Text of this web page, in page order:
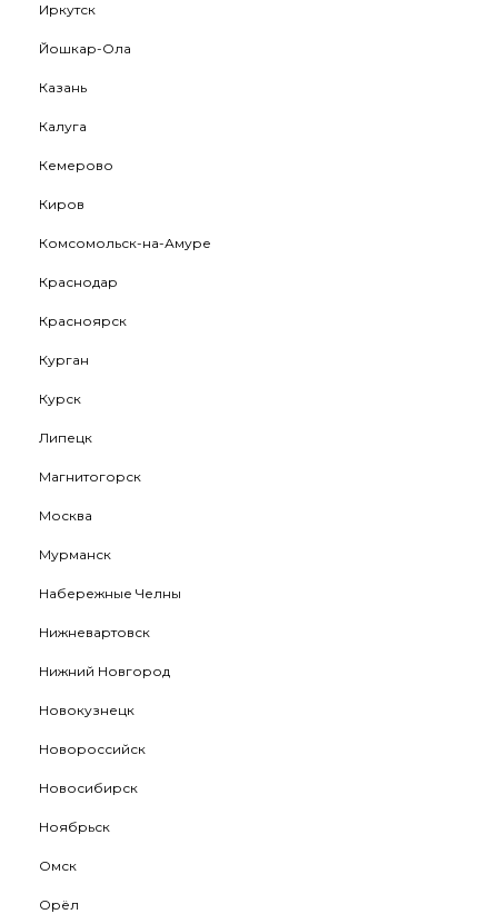
Иркутск
Йошкар-Ола
Казань
Калуга
Кемерово
Киров
Комсомольск-на-Амуре
Краснодар
Красноярск
Курган
Курск
Липецк
Магнитогорск
Москва
Мурманск
Набережные Челны
Нижневартовск
Нижний Новгород
Новокузнецк
Новороссийск
Новосибирск
Ноябрьск
Омск
Орёл